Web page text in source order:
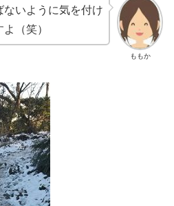
ももか
ないように気を付け
（笑）